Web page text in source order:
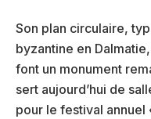
Son plan circulaire,
byzantine en
font un monument
sert aujourd’hui de
pour le festival annuel